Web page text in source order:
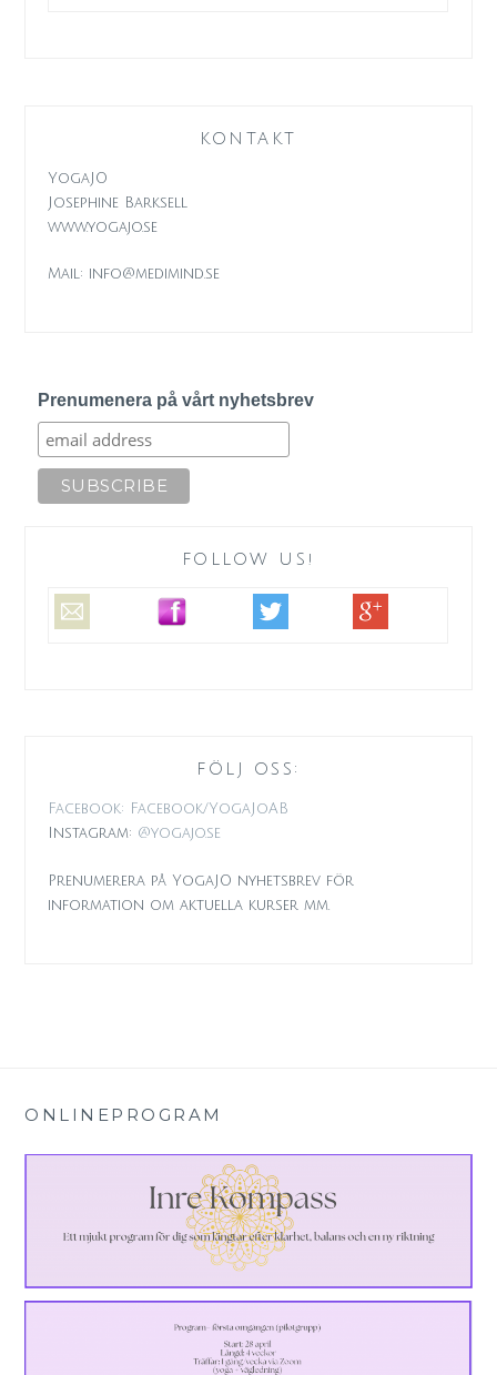
KONTAKT
YogaJO
Josephine Barksell
www.yogajo.se
Mail: info@medimind.se
Prenumenera på vårt nyhetsbrev
FOLLOW US!
FÖLJ OSS:
Facebook: Facebook/YogaJoAB
Instagram: @yogajo.se
Prenumerera på YogaJO nyhetsbrev för
information om aktuella kurser mm.
ONLINEPROGRAM